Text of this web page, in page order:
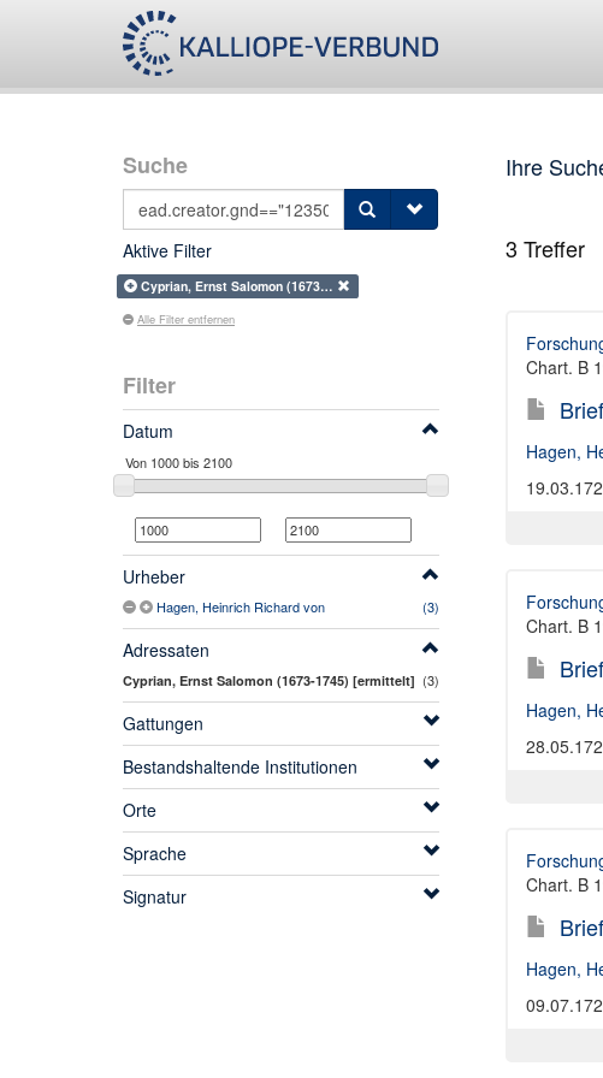
Suche
Aktive Filter
Cyprian, Ernst Salomon (1673…
Alle Filter entfernen
Filter
Datum
Urheber
Hagen, Heinrich Richard von (3)
Adressaten
Cyprian, Ernst Salomon (1673-1745) [ermittelt] (3)
Gattungen
Bestandshaltende Institutionen
Orte
Sprache
Signatur
Ihre
3 Treffer
Chart. B
Hagen,
Chart. B
Hagen,
Chart. B
Hagen,